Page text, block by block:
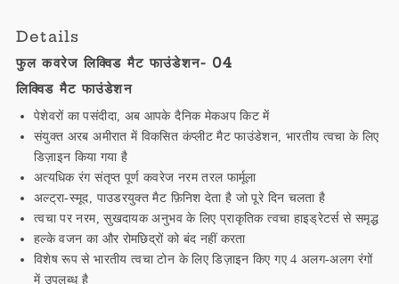
Details
फुल कवरेज लिक्विड मैट फाउंडेशन- 04
लिक्विड मैट फाउंडेशन
पेशेवरों का पसंदीदा, अब आपके दैनिक मेकअप किट में
संयुक्त अरब अमीरात में विकसित कंप्लीट मैट फाउंडेशन, भारतीय त्वचा के लिए
डिज़ाइन किया गया है
अत्यधिक रंग संतृप्त पूर्ण कवरेज नरम तरल फार्मूला
अल्ट्रा-स्मूद, पाउडरयुक्त मैट फ़िनिश देता है जो पूरे दिन चलता है
त्वचा पर नरम, सुखदायक अनुभव के लिए प्राकृतिक त्वचा हाइड्रेटर्स से समृद्ध
हल्के वजन का और रोमछिद्रों को बंद नहीं करता
विशेष रूप से भारतीय त्वचा टोन के लिए डिज़ाइन किए गए 4 अलग-अलग रंगों
में उपलब्ध है